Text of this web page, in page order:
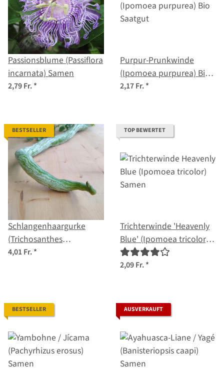
Passionsblume (Passiflora
incarnata) Samen
2,79 Fr.*
Purpur-Prunkwinde
(Ipomoea purpurea) Bio
Saatgut
2,17 Fr.*
BESTSELLER
Schlangenhaargurke
(Trichosanthes
cucumerina var. anguina)
4,01 Fr.*
TOP BEWERTET
Trichterwinde 'Heavenly
Blue' (Ipomoea tricolor)
Samen
2,09 Fr.*
BESTSELLER AUSVERKAUFT